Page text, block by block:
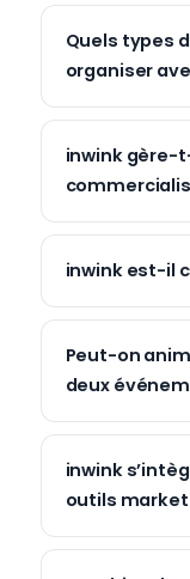
Quels types
organiser
inwink gère-
inwink est-il
Peut-on
deux
inwink
outils